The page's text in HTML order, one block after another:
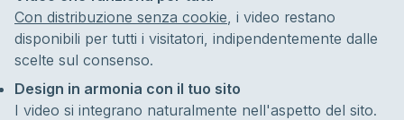
Con distribuzione senza cookie, i video restano
disponibili per tutti i visitatori, indipendentemente dalle
scelte sul consenso.
Design in armonia con il tuo sito
I video si integrano naturalmente nell'aspetto del sito.